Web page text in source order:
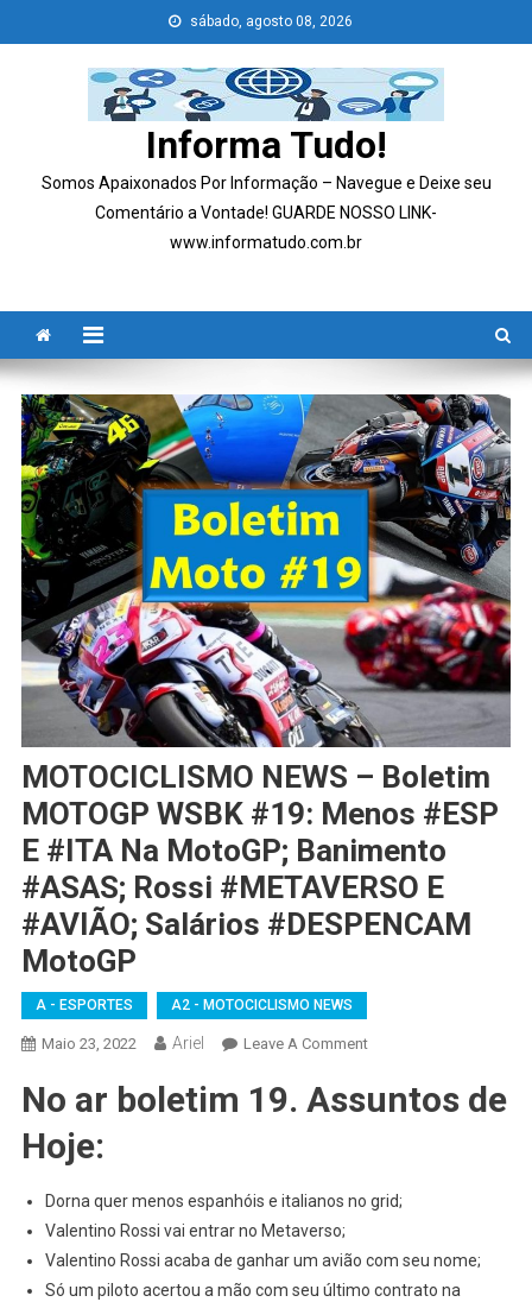
to
sábado, agosto 08, 2026
Informa Tudo!
Somos Apaixonados Por Informação – Navegue e Deixe seu
Comentário a Vontade! GUARDE NOSSO LINK-
www.informatudo.com.br
MOTOCICLISMO NEWS – Boletim
MOTOGP WSBK #19: Menos #ESP
E #ITA Na MotoGP; Banimento
#ASAS; Rossi #METAVERSO E
#AVIÃO; Salários #DESPENCAM
MotoGP
A - ESPORTES A2 - MOTOCICLISMO NEWS
Maio 23, 2022 Ariel Leave A CommentOn
NEWS
WSBK
Menos
#ESP
No ar boletim 19. Assuntos de
Hoje:
Dorna quer menos espanhóis e italianos no grid;
Valentino Rossi vai entrar no Metaverso;
Valentino Rossi acaba de ganhar um avião com seu nome;
Só um piloto acertou a mão com seu último contrato na